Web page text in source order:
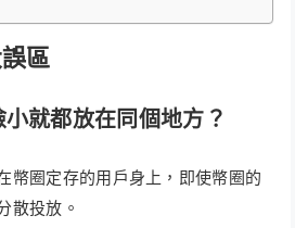
區
就都放在同個地方？
幣圈定存的用戶身上，即使幣圈的
散投放。